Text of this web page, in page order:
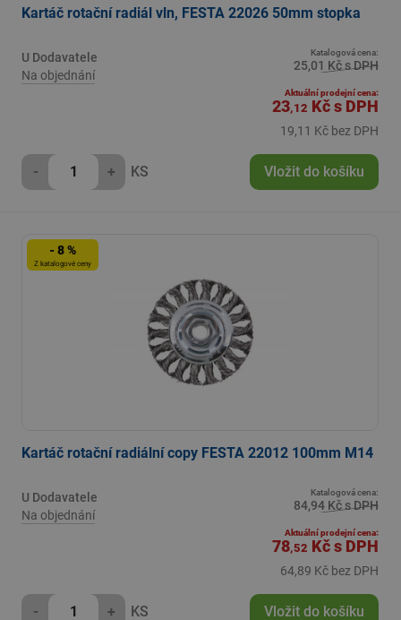
Kartáč rotační radiál vln, FESTA 22026 50mm stopka
U Dodavatele
Na objednání
Katalogová cena:
25,01 Kč s DPH
Aktuální prodejní cena:
23,12 Kčs DPH
19,11 Kč bez DPH
- + KS Vložit do košíku
- 8 %
Z katalogové ceny
Kartáč rotační radiální copy FESTA 22012 100mm M14
U Dodavatele
Na objednání
Katalogová cena:
84,94 Kč s DPH
Aktuální prodejní cena:
78,52 Kčs DPH
64,89 Kč bez DPH
- + KS Vložit do košíku